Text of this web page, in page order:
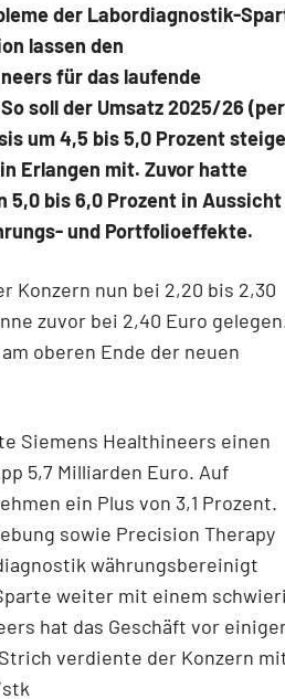
der Labordiagnostik-
lassen den
für das laufende
soll der Umsatz 2025/26 (per
um 4,5 bis 5,0 Prozent
Erlangen mit. Zuvor hatte
5,0 bis 6,0 Prozent in Aussicht
und Portfolioeffekte.
Konzern nun bei 2,20 bis 2,30
zuvor bei 2,40 Euro
oberen Ende der neuen
Siemens Healthineers einen
5,7 Milliarden Euro. Auf
ein Plus von 3,1 Prozent.
sowie Precision Therapy
währungsbereinigt
weiter mit einem
hat das Geschäft vor
verdiente der Konzern mit